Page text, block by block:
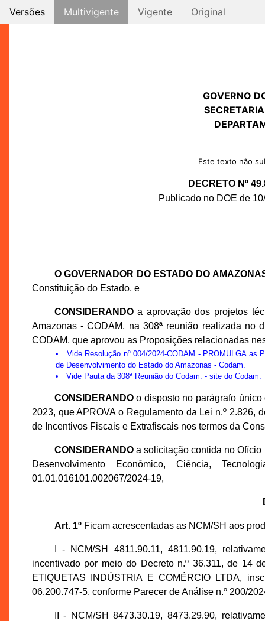
Versões Multivigente Vigente Original
GOVERNO
Este texto não
DECRETO Nº
Publicado no DOE de
O GOVERNADOR DO ESTADO DO
Constituição do Estado, e
CONSIDERANDOa aprovação dos projetos
Amazonas - CODAM, na 308ª reunião realizada no
CODAM, que aprovou as Proposições relacionadas
Vide Resolução nº 004/2024-CODAM - PROMULGA as
de Desenvolvimento do Estado do Amazonas - Codam.
Vide Pauta da 308ª Reunião do Codam. - site do Codam.
CONSIDERANDOo disposto no parágrafo único
2023, que APROVA o Regulamento da Lei n.º 2.826,
de Incentivos Fiscais e Extrafiscais nos termos da
CONSIDERANDOa solicitação contida no Ofício
Desenvolvimento Econômico, Ciência,
01.01.016101.002067/2024-19,
Art. 1ºFicam acrescentadas as NCM/SH aos
I - NCM/SH 4811.90.11, 4811.90.19,
incentivado por meio do Decreto n.º 36.311, de 14
ETIQUETAS INDÚSTRIA E COMÉRCIO LTDA,
06.200.747-5, conforme Parecer de Análise n.º 200/
II - NCM/SH 8473.30.19, 8473.29.90,